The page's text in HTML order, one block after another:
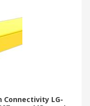
Connectivity LG-